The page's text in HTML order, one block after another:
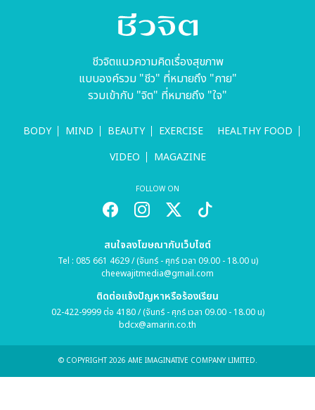
ชีวจิตแนวความคิดเรื่องสุขภาพ
แบบองค์รวม "ชีว" ที่หมายถึง "กาย"
รวมเข้ากับ "จิต" ที่หมายถึง "ใจ"
BODY MIND BEAUTY EXERCISE
HEALTHY FOOD
VIDEO
MAGAZINE
FOLLOW ON
สนใจลงโฆษณากับเว็บไซต์
Tel : 085 661 4629 / (จันทร์ - ศุกร์ เวลา 09.00 - 18.00 น)
cheewajitmedia@gmail.com
ติดต่อแจ้งปัญหาหรือร้องเรียน
02-422-9999 ต่อ 4180 / (จันทร์ - ศุกร์ เวลา 09.00 - 18.00 น)
bdcx@amarin.co.th
© COPYRIGHT 2026 AME IMAGINATIVE COMPANY LIMITED.